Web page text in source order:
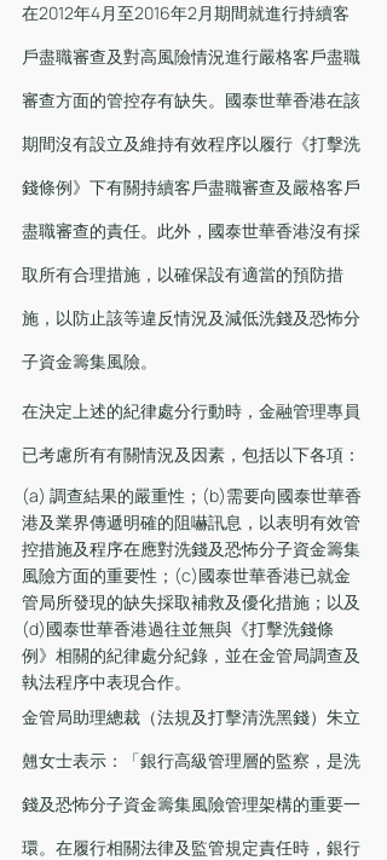
在2012年4月至2016年2月期間就進行持續客
戶盡職審查及對高風險情況進行嚴格客戶盡職
審查方面的管控存有缺失。國泰世華香港在該
期間沒有設立及維持有效程序以履行《打擊洗
錢條例》下有關持續客戶盡職審查及嚴格客戶
盡職審查的責任。此外，國泰世華香港沒有採
取所有合理措施，以確保設有適當的預防措
施，以防止該等違反情況及減低洗錢及恐怖分
子資金籌集風險。
在決定上述的紀律處分行動時，金融管理專員
已考慮所有有關情況及因素，包括以下各項：
(a) 調查結果的嚴重性；(b)需要向國泰世華香
港及業界傳遞明確的阻嚇訊息，以表明有效管
控措施及程序在應對洗錢及恐怖分子資金籌集
風險方面的重要性；(c)國泰世華香港已就金
管局所發現的缺失採取補救及優化措施；以及
(d)國泰世華香港過往並無與《打擊洗錢條
例》相關的紀律處分紀錄，並在金管局調查及
執法程序中表現合作。
金管局助理總裁（法規及打擊清洗黑錢）朱立
翹女士表示：「銀行高級管理層的監察，是洗
錢及恐怖分子資金籌集風險管理架構的重要一
環。在履行相關法律及監管規定責任時，銀行